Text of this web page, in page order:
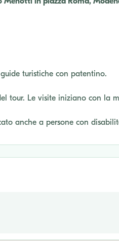
turistiche con patentino.
tour. Le visite iniziano con la
anche a persone con